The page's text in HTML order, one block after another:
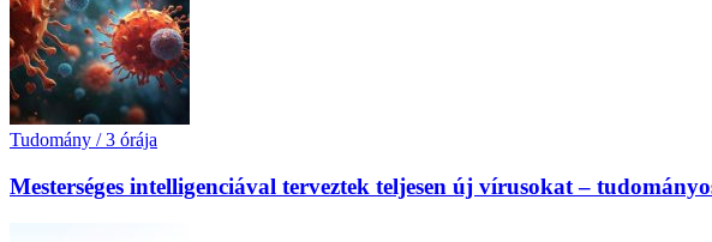
Tudomány / 3 órája
Mesterséges intelligenciával terveztek teljesen új vírusokat –